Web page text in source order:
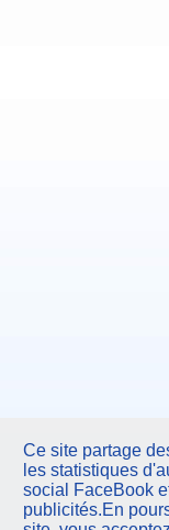
Ce site partage
les statistiques
social FaceBook
publicités.En